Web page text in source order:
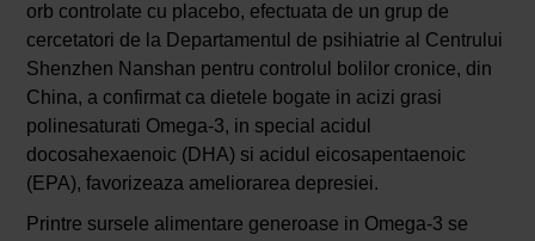
orb controlate cu placebo, efectuata de un grup de
cercetatori de la Departamentul de psihiatrie al Centrului
Shenzhen Nanshan pentru controlul bolilor cronice, din
China, a confirmat ca dietele bogate in acizi grasi
polinesaturati Omega-3, in special acidul
docosahexaenoic (DHA) si acidul eicosapentaenoic
(EPA), favorizeaza ameliorarea depresiei.
Printre sursele alimentare generoase in Omega-3 se